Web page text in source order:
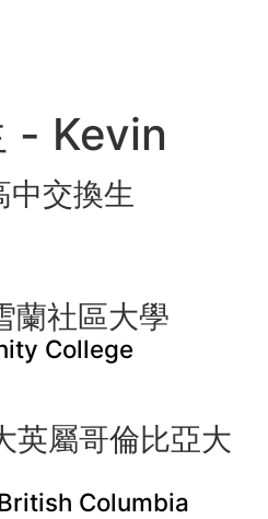
- Kevin
交換生
蘭社區大學
College
英屬哥倫比亞大
Columbia